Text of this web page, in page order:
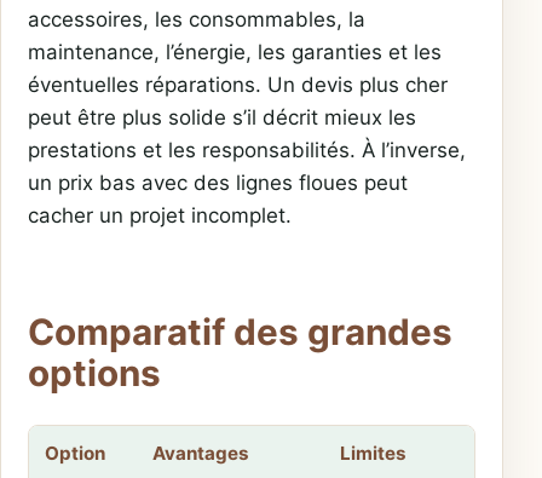
accessoires, les consommables, la
maintenance, l’énergie, les garanties et les
éventuelles réparations. Un devis plus cher
peut être plus solide s’il décrit mieux les
prestations et les responsabilités. À l’inverse,
un prix bas avec des lignes floues peut
cacher un projet incomplet.
Comparatif des grandes
options
Option Avantages Limites